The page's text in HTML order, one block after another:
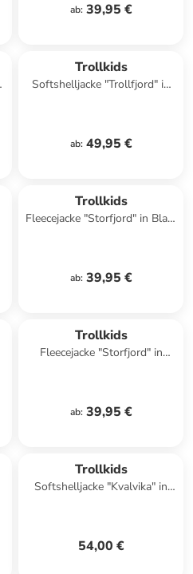
ab: 39,95 €
Trollkids
Softshelljacke "Trollfjord" in
ab: 49,95 €
Trollkids
Fleecejacke "Storfjord" in Blau/
ab: 39,95 €
Trollkids
Fleecejacke "Storfjord" in
ab: 39,95 €
Trollkids
Softshelljacke "Kvalvika" in
54,00 €